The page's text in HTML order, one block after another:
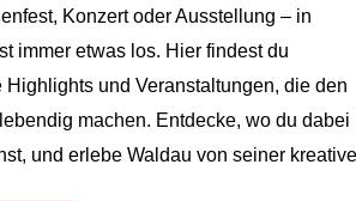
Konzert oder Ausstellung – in
immer etwas los. Hier findest du
Highlights und Veranstaltungen, die den
machen. Entdecke, wo du dabei
und erlebe Waldau von seiner